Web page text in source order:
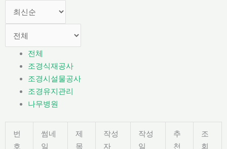
전체
조경식재공사
조경시설물공사
조경유지관리
나무병원
번
호
썸네
일
제
목
작성
자
작성
일
추
천
조
회